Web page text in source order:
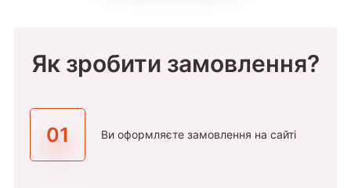
Як зробити замовлення?
01 Ви оформляєте замовлення на сайті